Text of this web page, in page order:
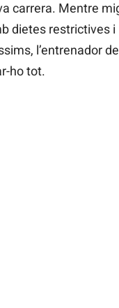
carrera. Mentre
dietes restrictives i
l’entrenador
ho tot.